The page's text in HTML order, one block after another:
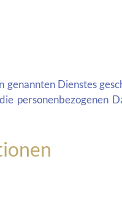
Dienstes
personenbezogenen